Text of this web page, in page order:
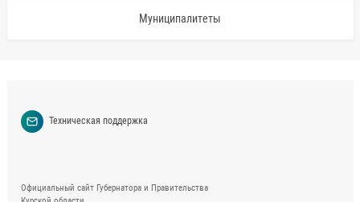
Муниципалитеты
Техническая поддержка
Официальный сайт Губернатора и Правительства